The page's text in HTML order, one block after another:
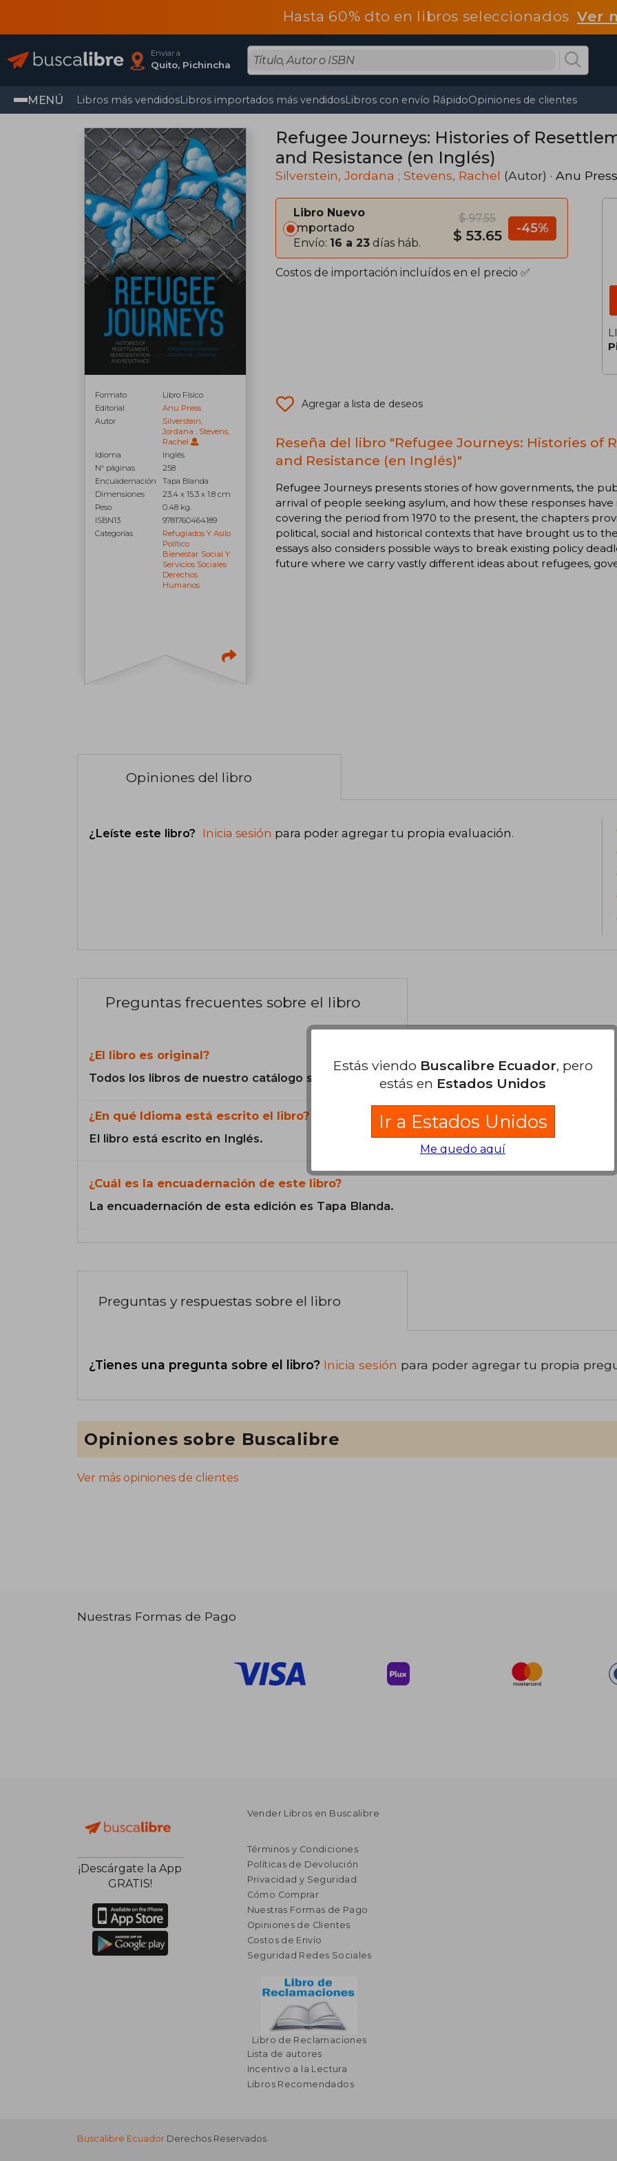
Hasta 60% dto en libros seleccionadosVer
Enviar a
Quito, Pichincha
MENÚ Libros más vendidosLibros importados más vendidosLibros con envío RápidoOpiniones de clientes
Formato
Libro Físico
Editorial
Anu Press
Autor
Silverstein,
Jordana ; Stevens,
Rachel
Idioma
Inglés
N° páginas
258
Encuadernación
Tapa Blanda
Dimensiones
23.4 x 15.3 x 1.8 cm
Peso
0.48 kg.
ISBN13
9781760464189
Categorías
Refugiados Y Asilo
Político
Bienestar Social Y
Servicios Sociales
Derechos
Humanos
Refugee Journeys: Histories of
and Resistance (en Inglés)
Silverstein, Jordana ; Stevens, Rachel (Autor) · Anu Press
Libro Nuevo
Importado
Envío: 16 a 23 días háb.
$ 97.55
$ 53.65 -45%
Costos de importación incluídos en el precio ✅
Agregar a lista de deseos
Reseña del libro "Refugee Journeys: Histories of
and Resistance (en Inglés)"
Refugee Journeys presents stories of how governments, the
arrival of people seeking asylum, and how these responses
covering the period from 1970 to the present, the chapters
political, social and historical contexts that have brought us to
essays also considers possible ways to break existing policy
future where we carry vastly different ideas about refugees,
Opiniones del libro
¿Leíste este libro? Inicia sesión para poder agregar tu propia evaluación.
Preguntas frecuentes sobre el libro
¿El libro es original?
Todos los libros de nuestro catálogo son Originales.
¿En qué Idioma está escrito el libro?
El libro está escrito en Inglés.
¿Cuál es la encuadernación de este libro?
La encuadernación de esta edición es Tapa Blanda.
Preguntas y respuestas sobre el libro
¿Tienes una pregunta sobre el libro? Inicia sesión para poder agregar tu propia
Opiniones sobre Buscalibre
Ver más opiniones de clientes
Nuestras Formas de Pago
¡Descárgate la App
GRATIS!
Vender Libros en Buscalibre
Términos y Condiciones
Políticas de Devolución
Privacidad y Seguridad
Cómo Comprar
Nuestras Formas de Pago
Opiniones de Clientes
Costos de Envío
Seguridad Redes Sociales
Libro de Reclamaciones
Lista de autores
Incentivo a la Lectura
Libros Recomendados
Buscalibre Ecuador Derechos Reservados.
Estás viendo Buscalibre Ecuador, pero
estás en Estados Unidos
Ir a Estados Unidos
Me quedo aquí